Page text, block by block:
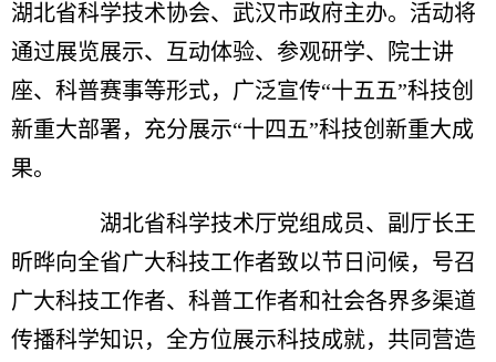
湖北省科学技术协会、武汉市政府主办。活动将
通过展览展示、互动体验、参观研学、院士讲
座、科普赛事等形式，广泛宣传“十五五”科技创
新重大部署，充分展示“十四五”科技创新重大成
果。
湖北省科学技术厅党组成员、副厅长王
昕晔向全省广大科技工作者致以节日问候，号召
广大科技工作者、科普工作者和社会各界多渠道
传播科学知识，全方位展示科技成就，共同营造